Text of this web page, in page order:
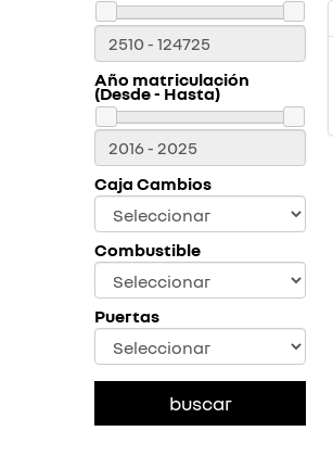
Año matriculación
(Desde - Hasta)
Caja Cambios
Combustible
Puertas